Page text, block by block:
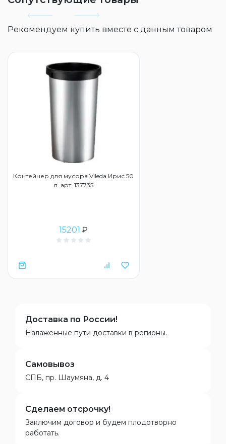
Рекомендуем купить вместе с данным товаром
Контейнер для мусора Vileda Ирис 50
л. арт. 137735
15201 ₽
Доставка по России!
Налаженные пути доставки в регионы.
Самовывоз
СПБ, пр. Шаумяна, д. 4
Сделаем отсрочку!
Заключим договор и будем плодотворно
работать.